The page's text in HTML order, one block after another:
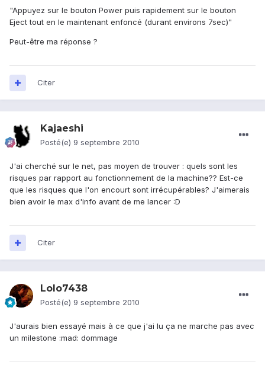
"Appuyez sur le bouton Power puis rapidement sur le bouton
Eject tout en le maintenant enfoncé (durant environs 7sec)"
Peut-être ma réponse ?
Citer
Kajaeshi
Posté(e) 9 septembre 2010
J'ai cherché sur le net, pas moyen de trouver : quels sont les
risques par rapport au fonctionnement de la machine?? Est-ce
que les risques que l'on encourt sont irrécupérables? J'aimerais
bien avoir le max d'info avant de me lancer :D
Citer
Lolo7438
Posté(e) 9 septembre 2010
J'aurais bien essayé mais à ce que j'ai lu ça ne marche pas avec
un milestone :mad: dommage